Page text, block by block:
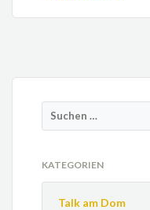
KATEGORIEN
Talk am Dom